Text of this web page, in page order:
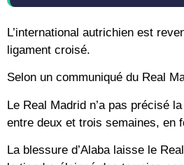
L’international autrichien est
ligament croisé.
Selon un communiqué du Real
Le Real Madrid n’a pas précisé
entre deux et trois semaines, en
La blessure d’Alaba laisse le